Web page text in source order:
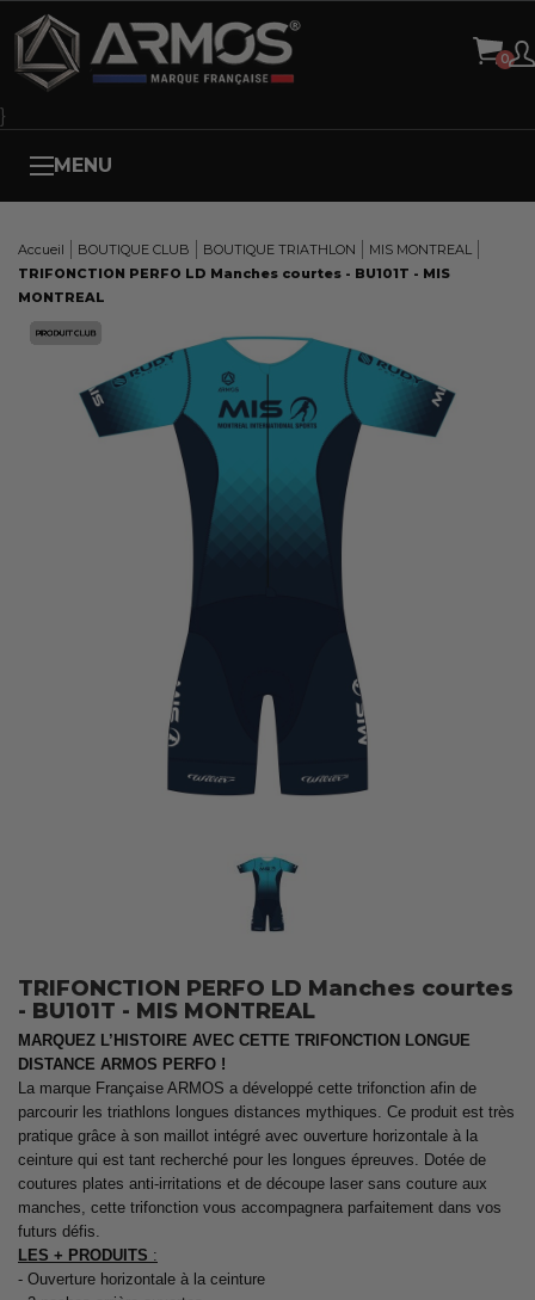
}
MENU
Accueil BOUTIQUE CLUB BOUTIQUE TRIATHLON
MIS MONTREAL
TRIFONCTION PERFO LD Manches courtes - BU101T - MIS
MONTREAL
TRIFONCTION PERFO LD Manches courtes
- BU101T - MIS MONTREAL
MARQUEZ L’HISTOIRE AVEC CETTE TRIFONCTION LONGUE
DISTANCE ARMOS PERFO !
La marque Française ARMOS a développé cette trifonction afin de
parcourir les triathlons longues distances mythiques. Ce produit est très
pratique grâce à son maillot intégré avec ouverture horizontale à la
ceinture qui est tant recherché pour les longues épreuves. Dotée de
coutures plates anti-irritations et de découpe laser sans couture aux
manches, cette trifonction vous accompagnera parfaitement dans vos
futurs défis.
LES + PRODUITS :
- Ouverture horizontale à la ceinture
Panneau de gestion des cookies